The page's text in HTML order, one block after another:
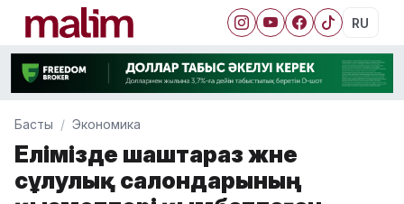
RU
Басты Экономика
Елімізде шаштараз және
сұлулық салондарының